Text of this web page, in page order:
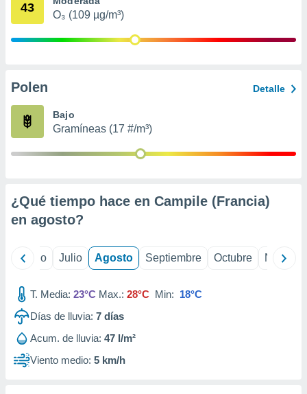
publicidad
de
1199
43
O₃ (109 µg/m³)
Polen Detalle
Bajo
Gramíneas (17 #/m³)
¿Qué tiempo hace en Campile (Francia)
en agosto?
Junio Julio Agosto Septiembre Octubre
T. Media: 23°C Max.: 28°C Min: 18°C
Días de lluvia: 7 días
Acum. de lluvia: 47 l/m²
Viento medio: 5 km/h